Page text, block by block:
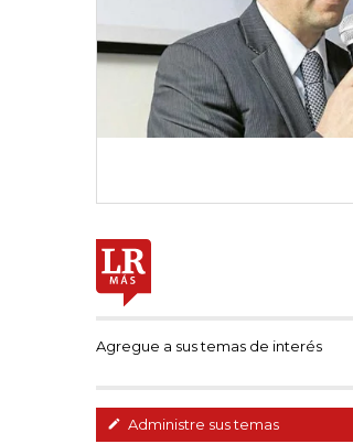
Agregue a sus temas de interés
Administre sus temas